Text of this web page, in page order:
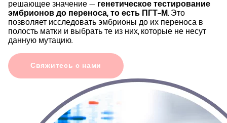
решающее значение — генетическое тестирование
эмбрионов до переноса, то есть ПГТ-М. Это
позволяет исследовать эмбрионы до их переноса в
полость матки и выбрать те из них, которые не несут
данную мутацию.
Свяжитесь с нами